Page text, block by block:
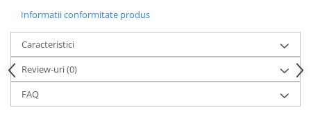
Informatii conformitate produs
Caracteristici
Review-uri(0)
FAQ